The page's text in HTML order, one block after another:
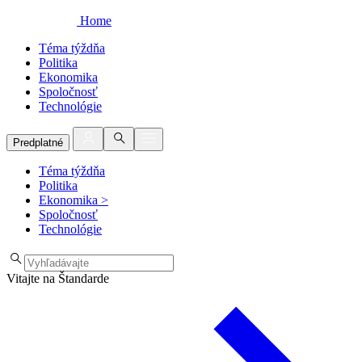
Home
Téma týždňa
Politika
Ekonomika
Spoločnosť
Technológie
Predplatné
Téma týždňa
Politika
Ekonomika >
Spoločnosť
Technológie
Vitajte na Štandarde